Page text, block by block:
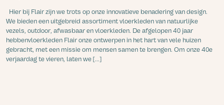
Hier bij Flair zijn we trots op onze innovatieve benadering van design.
We bieden een uitgebreid assortiment vloerkleden van natuurlijke
vezels, outdoor, afwasbaar en vloerkleden. De afgelopen 40 jaar
hebbenvloerkleden Flair onze ontwerpen in het hart van vele huizen
gebracht, met een missie om mensen samen te brengen. Om onze 40e
verjaardag te vieren, laten we [...]